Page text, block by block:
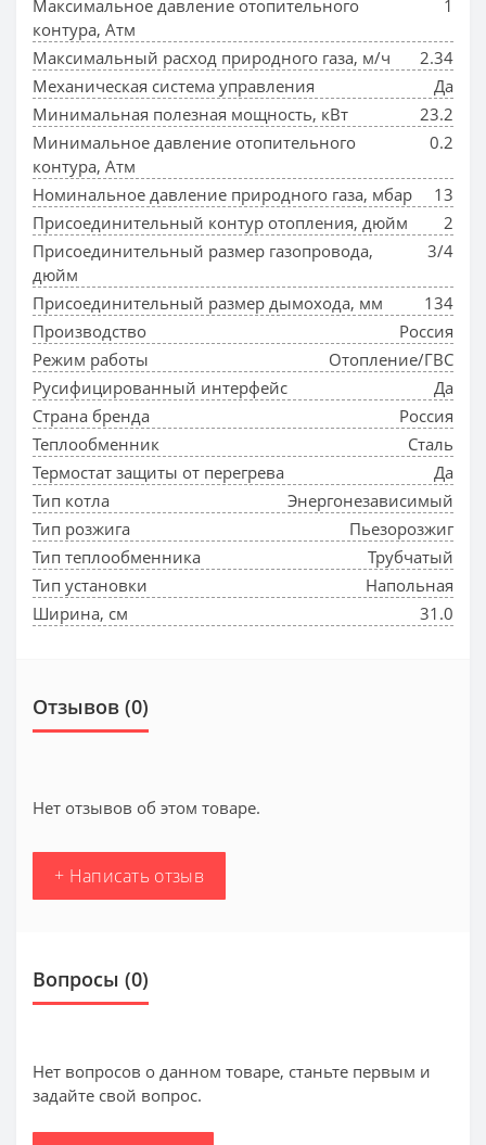
Максимальное давление отопительного
контура, Атм
1
Максимальный расход природного газа, м/ч
2.34
Механическая система управления
Да
Минимальная полезная мощность, кВт
23.2
Минимальное давление отопительного
контура, Атм
0.2
Номинальное давление природного газа, мбар
13
Присоединительный контур отопления, дюйм
2
Присоединительный размер газопровода,
дюйм
3/4
Присоединительный размер дымохода, мм
134
Производство
Россия
Режим работы
Отопление/ГВС
Русифицированный интерфейс
Да
Страна бренда
Россия
Теплообменник
Сталь
Термостат защиты от перегрева
Да
Тип котла
Энергонезависимый
Тип розжига
Пьезорозжиг
Тип теплообменника
Трубчатый
Тип установки
Напольная
Ширина, см
31.0
Отзывов (0)
Нет отзывов об этом товаре.
+ Написать отзыв
Вопросы (0)
Нет вопросов о данном товаре, станьте первым и
задайте свой вопрос.